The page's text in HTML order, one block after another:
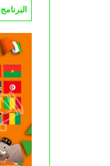
البرنامج